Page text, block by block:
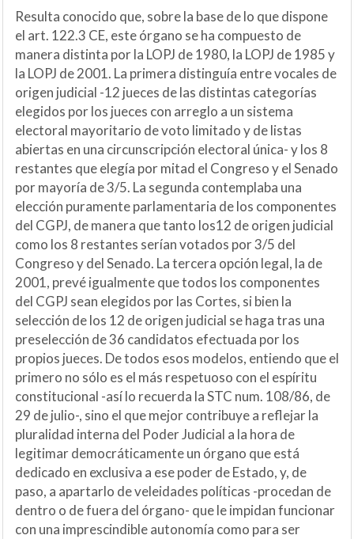
Resulta conocido que, sobre la base de lo que dispone
el art. 122.3 CE, este órgano se ha compuesto de
manera distinta por la LOPJ de 1980, la LOPJ de 1985 y
la LOPJ de 2001. La primera distinguía entre vocales de
origen judicial -12 jueces de las distintas categorías
elegidos por los jueces con arreglo a un sistema
electoral mayoritario de voto limitado y de listas
abiertas en una circunscripción electoral única- y los 8
restantes que elegía por mitad el Congreso y el Senado
por mayoría de 3/5. La segunda contemplaba una
elección puramente parlamentaria de los componentes
del CGPJ, de manera que tanto los12 de origen judicial
como los 8 restantes serían votados por 3/5 del
Congreso y del Senado. La tercera opción legal, la de
2001, prevé igualmente que todos los componentes
del CGPJ sean elegidos por las Cortes, si bien la
selección de los 12 de origen judicial se haga tras una
preselección de 36 candidatos efectuada por los
propios jueces. De todos esos modelos, entiendo que el
primero no sólo es el más respetuoso con el espíritu
constitucional -así lo recuerda la STC num. 108/86, de
29 de julio-, sino el que mejor contribuye a reflejar la
pluralidad interna del Poder Judicial a la hora de
legitimar democráticamente un órgano que está
dedicado en exclusiva a ese poder de Estado, y, de
paso, a apartarlo de veleidades políticas -procedan de
dentro o de fuera del órgano- que le impidan funcionar
con una imprescindible autonomía como para ser